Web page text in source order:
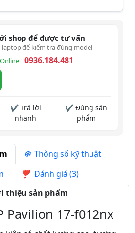
shop để được tư vấn
laptop để kiểm tra đúng model
0936.184.481
✔ Trả lời
nhanh
✔ Đúng sản
phẩm
Thông số kỹ thuật
Đánh giá (3)
thiệu sản phẩm
Pavilion 17-f012nx